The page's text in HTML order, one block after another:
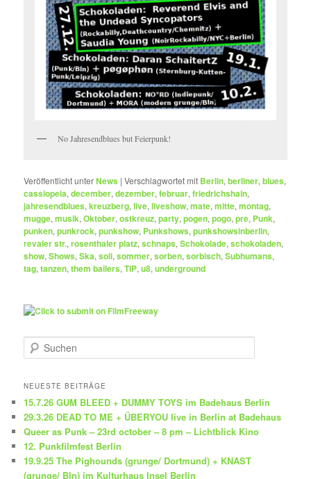
No Jahresendblues but Feierpunk!
Veröffentlicht unterNews |Verschlagwortet mit Berlin,berliner,blues,
cassiopeia,december,dezember,februar,friedrichshain,
jahresendblues,kreuzberg,live,liveshow,mate,mitte,montag,
mugge,musik,Oktober,ostkreuz,party,pogen,pogo,pre, Punk,
punken,punkrock,punkshow, Punkshows,punkshowsinberlin,
revaler str.,rosenthaler platz,schnaps,Schokolade,schokoladen,
show,Shows,Ska,soli,sommer,sorben,sorbisch,Subhumans,
tag,tanzen,them bailers,TIP,u8,underground
u
h
n
NEUESTE BEITRÄGE
15.7.26 GUM BLEED + DUMMY TOYS im Badehaus Berlin
29.3.26 DEAD TO ME + ÜBERYOU live in Berlin at Badehaus
Queer as Punk – 23rd october – 8 pm – Lichtblick Kino
12. Punkfilmfest Berlin
19.9.25 The Pighounds (grunge/ Dortmund) + KNAST
(grunge/ Bln) im Kulturhaus Insel Berlin